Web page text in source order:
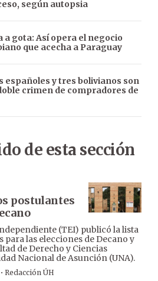
según autopsia
a gota: Así opera el negocio
que acecha a Paraguay
españoles y tres bolivianos son
crimen de compradores de
de esta sección
postulantes
(TEI) publicó la lista
las elecciones de Decano y
de Derecho y Ciencias
Nacional de Asunción (UNA).
· Redacción ÚH